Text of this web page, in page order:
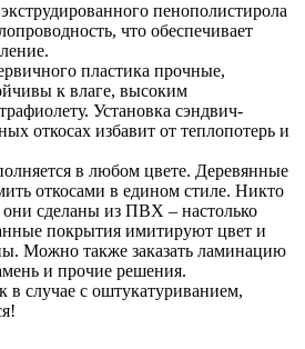
пенополистирола
что обеспечивает
пластика прочные,
к влаге, высоким
Установка сэндвич-
откосах избавит от теплопотерь и
в любом цвете. Деревянные
откосами в едином стиле. Никто
они сделаны из ПВХ – настолько
покрытия имитируют цвет и
Можно также заказать ламинацию
и прочие решения.
в случае с оштукатуриванием,